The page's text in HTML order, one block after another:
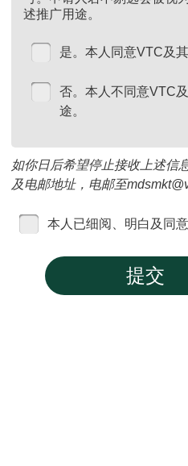
述推广用途。
是。本人同意VTC及
否。本人不同意VTC
途。
如你日后希望停止接收上述信
及电邮地址，电邮至
本人已细阅、明白及同意
提交